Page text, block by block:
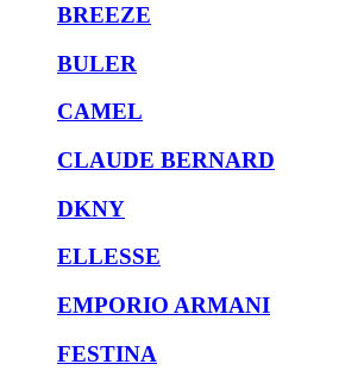
BREEZE
BULER
CAMEL
CLAUDE BERNARD
DKNY
ELLESSE
EMPORIO ARMANI
FESTINA